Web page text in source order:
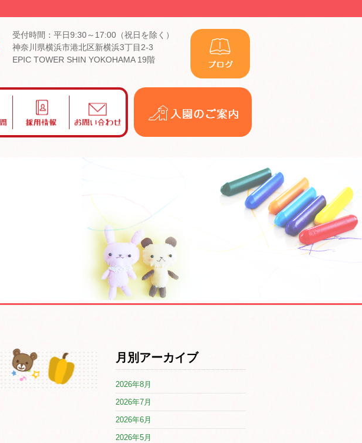
受付時間：平日9:30～17:00（祝日を除く）
神奈川県横浜市港北区新横浜3丁目2-3
EPIC TOWER SHIN YOKOHAMA 19階
い
合
月別アーカイブ
2026年8月
2026年7月
2026年6月
2026年5月